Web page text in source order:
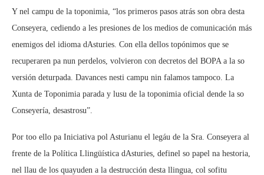
Y nel campu de la toponimia, “los primeros pasos atrás son obra desta
Conseyera, cediendo a les presiones de los medios de comunicación más
enemigos del idioma dAsturies. Con ella dellos topónimos que se
recuperaren pa nun perdelos, volvieron con decretos del BOPA a la so
versión deturpada. Davances nesti campu nin falamos tampoco. La
Xunta de Toponimia parada y lusu de la toponimia oficial dende la so
Conseyería, desastrosu”.
Por too ello pa Iniciativa pol Asturianu el legáu de la Sra. Conseyera al
frente de la Política Llingüística dAsturies, definel so papel na hestoria,
nel llau de los quayuden a la destrucción desta llingua, col sofitu